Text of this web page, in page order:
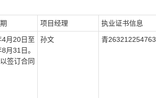
项目经理 执业证书信息
4月20日至
月31日。
以签订合同
孙文 青263212254763